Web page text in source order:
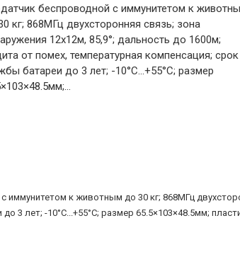
беспроводной с иммунитетом к
кг; 868МГц двухсторонняя связь; зона
12х12м, 85,9°; дальность до 1600м;
от помех, температурная компенсация; срок
батареи до 3 лет; -10°C...+55°C; размер
к животным до 30 кг; 868МГц
3 лет; -10°C...+55°C; размер 65.5×103×48.5мм;